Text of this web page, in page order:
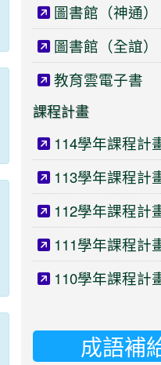
圖書館（神通）
圖書館（全誼）
教育雲電子書
課程計畫
114學年課程計
113學年課程計
112學年課程計
111學年課程計
110學年課程計
成語補